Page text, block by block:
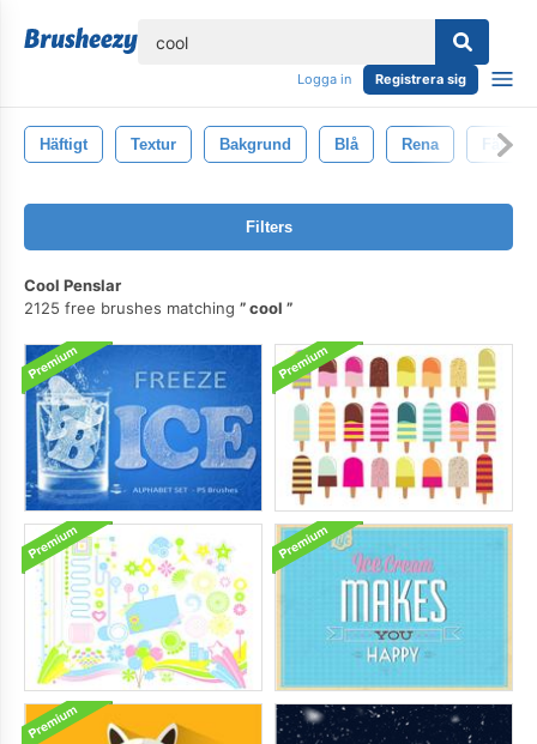
Logga in Registrera sig
Häftigt Textur Bakgrund Blå Rena Färsk
Filters
Cool Penslar
2125 free brushes matching
cool